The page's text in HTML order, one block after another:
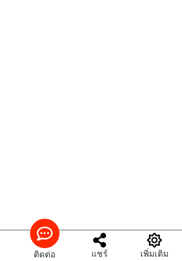
ติดต่อ แชร์ เพิ่มเติม